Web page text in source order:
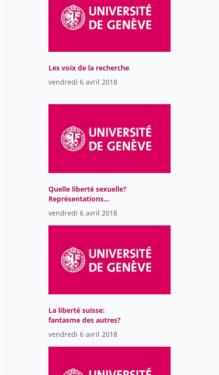
Les voix de la recherche
vendredi 6 avril 2018
Quelle liberté sexuelle?
Représentations
culturelles, imaginaires
et politiques
vendredi 6 avril 2018
La liberté suisse:
fantasme des autres?
vendredi 6 avril 2018